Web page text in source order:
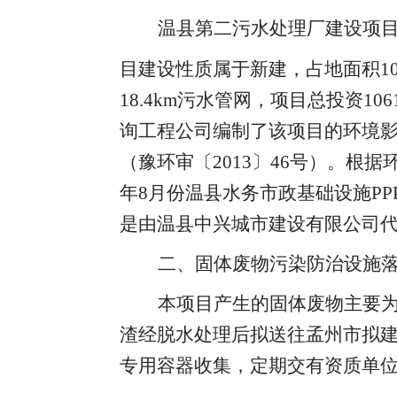
温县第二污水处理厂建设项
目建设性质属于新建 ， 占地面积
18.4km污水管网，项目总投资
询工程公司编制了该项目的环境
（豫环审 〔2013〕 46号） 。 根据
年8月份温县水务市政基础设施
是由温县中兴城市建设有限公司
二、固体废物污染防治设施
本项目产生的固体废物主要
渣经脱水处理后拟送往孟州市拟
专用容器收集，定期交有资质单